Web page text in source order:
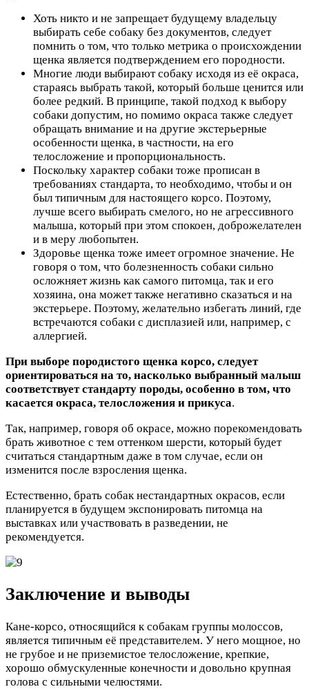
Хоть никто и не запрещает будущему владельцу
выбирать себе собаку без документов, следует
помнить о том, что только метрика о происхождении
щенка является подтверждением его породности.
Многие люди выбирают собаку исходя из её окраса,
стараясь выбрать такой, который больше ценится или
более редкий. В принципе, такой подход к выбору
собаки допустим, но помимо окраса также следует
обращать внимание и на другие экстерьерные
особенности щенка, в частности, на его
телосложение и пропорциональность.
Поскольку характер собаки тоже прописан в
требованиях стандарта, то необходимо, чтобы и он
был типичным для настоящего корсо. Поэтому,
лучше всего выбирать смелого, но не агрессивного
малыша, который при этом спокоен, доброжелателен
и в меру любопытен.
Здоровье щенка тоже имеет огромное значение. Не
говоря о том, что болезненность собаки сильно
осложняет жизнь как самого питомца, так и его
хозяина, она может также негативно сказаться и на
экстерьере. Поэтому, желательно избегать линий, где
встречаются собаки с дисплазией или, например, с
аллергией.
При выборе породистого щенка корсо, следует
ориентироваться на то, насколько выбранный малыш
соответствует стандарту породы, особенно в том, что
касается окраса, телосложения и прикуса.
Так, например, говоря об окрасе, можно порекомендовать
брать животное с тем оттенком шерсти, который будет
считаться стандартным даже в том случае, если он
изменится после взросления щенка.
Естественно, брать собак нестандартных окрасов, если
планируется в будущем экспонировать питомца на
выставках или участвовать в разведении, не
рекомендуется.
Заключение и выводы
Кане-корсо, относящийся к собакам группы молоссов,
является типичным её представителем. У него мощное, но
не грубое и не приземистое телосложение, крепкие,
хорошо обмускуленные конечности и довольно крупная
голова с сильными челюстями.